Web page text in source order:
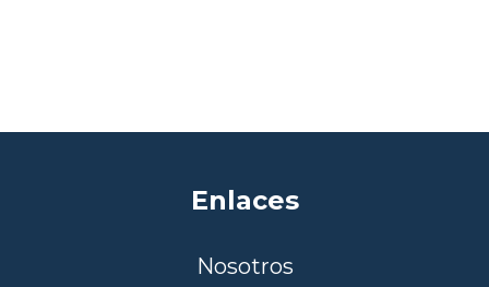
Enlaces
Nosotros